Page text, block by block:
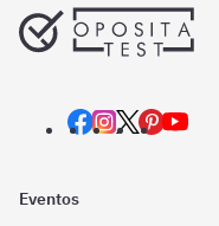
Eventos